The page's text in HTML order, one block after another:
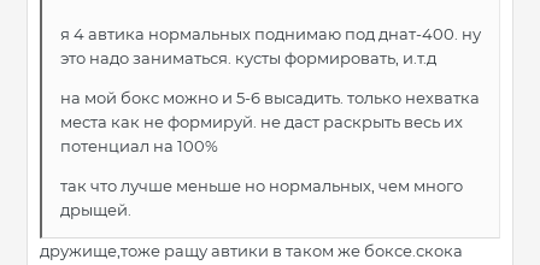
я 4 автика нормальных поднимаю под днат-400. ну
это надо заниматься. кусты формировать, и.т.д
на мой бокс можно и 5-6 высадить. только нехватка
места как не формируй. не даст раскрыть весь их
потенциал на 100%
так что лучше меньше но нормальных, чем много
дрыщей.
дружище,тоже ращу автики в таком же боксе.скока